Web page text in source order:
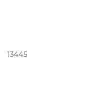
13445